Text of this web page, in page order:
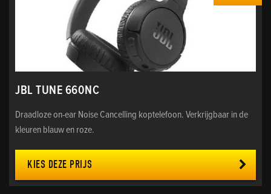
JBL TUNE 660NC
Draadloze on-ear Noise Cancelling koptelefoon. Verkrijgbaar in de
kleuren blauw en roze.
KIES DEZE PRIJS